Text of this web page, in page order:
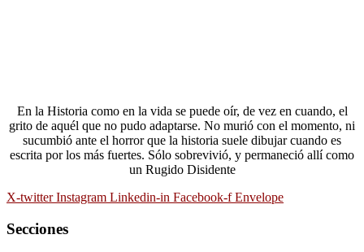
En la Historia como en la vida se puede oír, de vez en cuando, el
grito de aquél que no pudo adaptarse. No murió con el momento, ni
sucumbió ante el horror que la historia suele dibujar cuando es
escrita por los más fuertes. Sólo sobrevivió, y permaneció allí como
un Rugido Disidente
X-twitter Instagram Linkedin-in Facebook-f Envelope
Secciones